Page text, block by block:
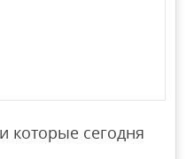
которые сегодня